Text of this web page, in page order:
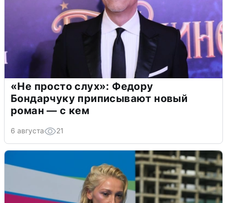
«Не просто слух»: Федору
Бондарчуку приписывают новый
роман — с кем
6 августа 21